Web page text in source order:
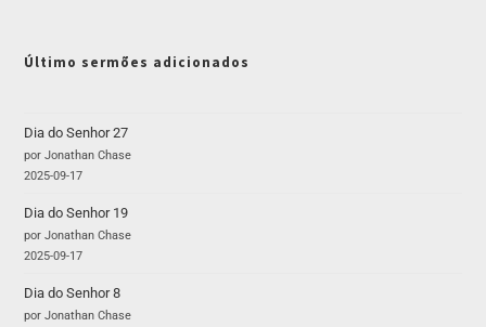
Último sermões adicionados
Dia do Senhor 27
por Jonathan Chase
2025-09-17
Dia do Senhor 19
por Jonathan Chase
2025-09-17
Dia do Senhor 8
por Jonathan Chase